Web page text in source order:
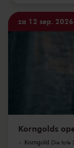
za 12 sep. 2026
Korngolds
Korngold Die tote